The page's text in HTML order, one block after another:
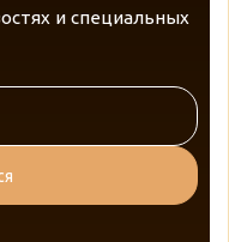
и специальных